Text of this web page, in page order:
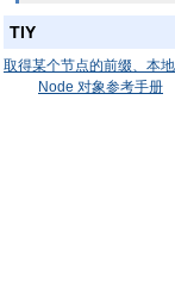
TIY
取得某个节点的前缀、本
Node 对象参考手册